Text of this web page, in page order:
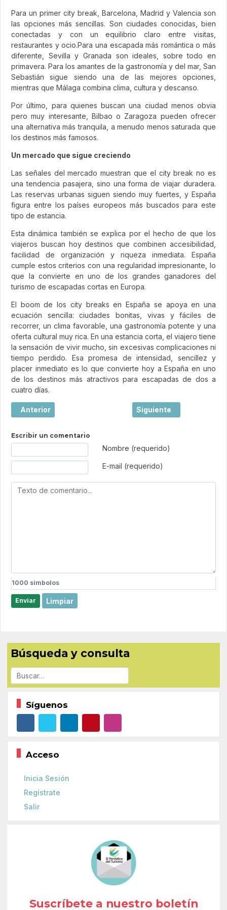
Para un primer city break, Barcelona, Madrid y Valencia son
las opciones más sencillas. Son ciudades conocidas, bien
conectadas y con un equilibrio claro entre visitas,
restaurantes y ocio.Para una escapada más romántica o más
diferente, Sevilla y Granada son ideales, sobre todo en
primavera. Para los amantes de la gastronomía y del mar, San
Sebastián sigue siendo una de las mejores opciones,
mientras que Málaga combina clima, cultura y descanso.
Por último, para quienes buscan una ciudad menos obvia
pero muy interesante, Bilbao o Zaragoza pueden ofrecer
una alternativa más tranquila, a menudo menos saturada que
los destinos más famosos.
Un mercado que sigue creciendo
Las señales del mercado muestran que el city break no es
una tendencia pasajera, sino una forma de viajar duradera.
Las reservas urbanas siguen siendo muy fuertes, y España
figura entre los países europeos más buscados para este
tipo de estancia.
Esta dinámica también se explica por el hecho de que los
viajeros buscan hoy destinos que combinen accesibilidad,
facilidad de organización y riqueza inmediata. España
cumple estos criterios con una regularidad impresionante, lo
que la convierte en uno de los grandes ganadores del
turismo de escapadas cortas en Europa.
El boom de los city breaks en España se apoya en una
ecuación sencilla: ciudades bonitas, vivas y fáciles de
recorrer, un clima favorable, una gastronomía potente y una
oferta cultural muy rica. En una estancia corta, el viajero tiene
la sensación de vivir mucho, sin excesivas complicaciones ni
tiempo perdido. Esa promesa de intensidad, sencillez y
placer inmediato es lo que convierte hoy a España en uno
de los destinos más atractivos para escapadas de dos a
cuatro días.
Artículo anterior: Burdeos, la joya elegante del suroeste
Anterior Artículo siguiente:
Siguiente
Escribir un comentario
Nombre (requerido)
E-mail (requerido)
1000 simbolos
Enviar Limpiar
Búsqueda y consulta
Buscar
Síguenos
Acceso
Inicia Sesión
Regístrate
Salir
Suscríbete a nuestro boletín